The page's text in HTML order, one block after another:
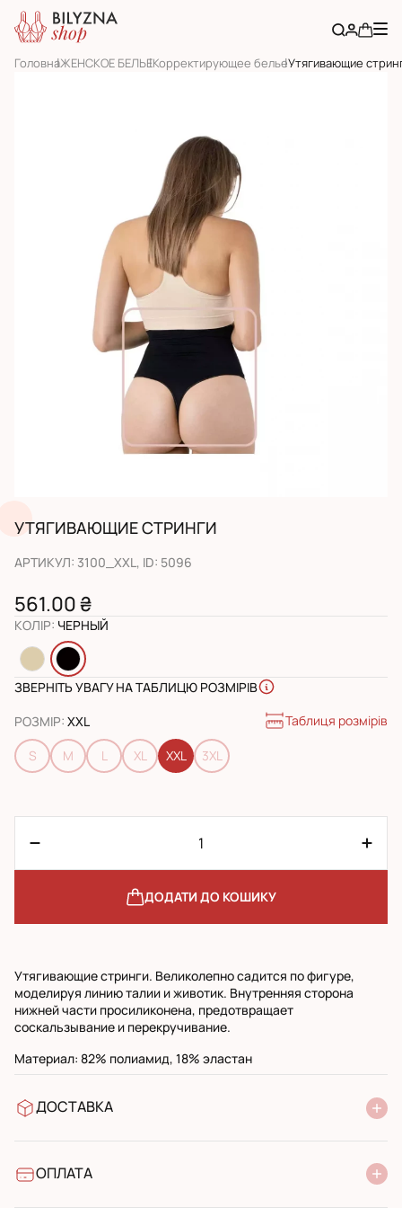
ГоловнаЖЕНСКОЕ БЕЛЬЕКорректирующее бельеУтягивающие
УТЯГИВАЮЩИЕ СТРИНГИ
АРТИКУЛ: 3100_XXL, ID: 5096
561.00 ₴
КОЛІР: ЧЕРНЫЙ
ЗВЕРНІТЬ УВАГУ НА ТАБЛИЦЮ РОЗМІРІВ
РОЗМІР: XXL Таблиця розмірів
S M L XL XXL 3XL
ДОДАТИ ДО КОШИКУ
Утягивающие стринги. Великолепно садится по фигуре,
моделируя линию талии и животик. Внутренняя сторона
нижней части просиликонена, предотвращает
соскальзывание и перекручивание.
Материал: 82% полиамид, 18% эластан
ДОСТАВКА
УкрПошта стандарт
ОПЛАТА